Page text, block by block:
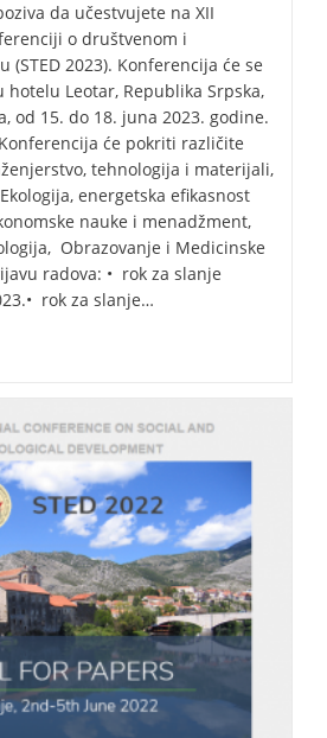
da učestvujete na XII
o društvenom i
(STED 2023). Konferencija će se
Leotar, Republika Srpska,
od 15. do 18. juna 2023. godine.
će pokriti različite
tehnologija i materijali,
energetska efikasnost
nauke i menadžment,
Obrazovanje i Medicinske
radova: • rok za slanje
rok za slanje…